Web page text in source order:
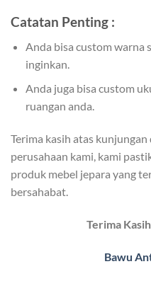
Catatan Penting :
Anda bisa custom warna
inginkan.
Anda juga bisa custom
ruangan anda.
Terima kasih atas
perusahaan kami, kami
produk mebel jepara yang
bersahabat.
Terima
Bawu